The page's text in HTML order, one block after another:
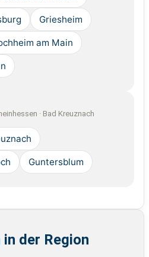
Griesheim
am Main
· Bad Kreuznach
Guntersblum
der Region